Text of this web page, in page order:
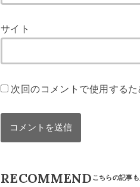
サイト
次回のコメントで使用する
RECOMMEND